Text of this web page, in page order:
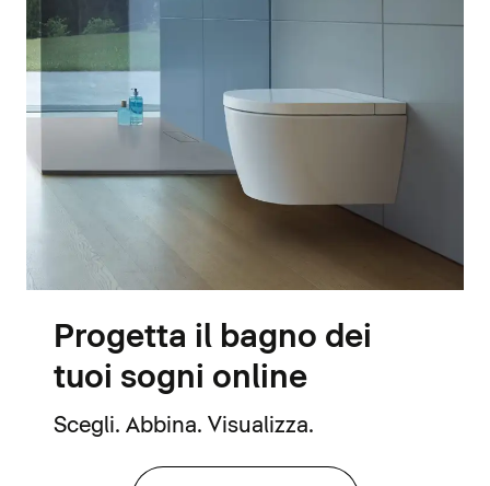
Progetta il bagno dei
tuoi sogni online
Scegli. Abbina. Visualizza.